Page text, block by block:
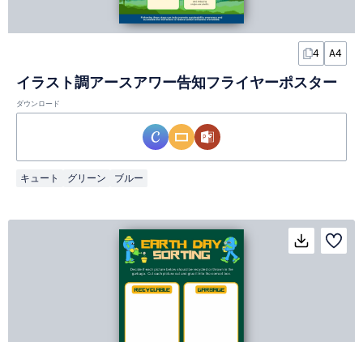
4 A4
イラスト調アースアワー告知フライヤーポスター
ダウンロード
キュート グリーン ブルー